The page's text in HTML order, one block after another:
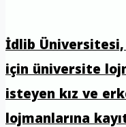
İdlib Üniversitesi,
için üniversite
isteyen kız ve
lojmanlarına